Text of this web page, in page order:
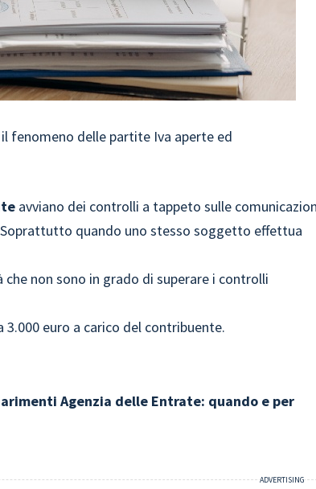
fenomeno delle partite Iva aperte ed
avviano dei controlli a tappeto sulle
quando uno stesso soggetto effettua
che non sono in grado di superare i controlli
3.000 euro a carico del contribuente.
Agenzia delle Entrate: quando e per